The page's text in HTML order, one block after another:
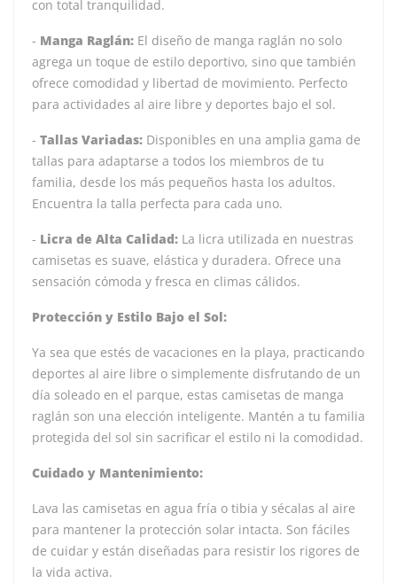
con total tranquilidad.
- Manga Raglán: El diseño de manga raglán no solo
agrega un toque de estilo deportivo, sino que también
ofrece comodidad y libertad de movimiento. Perfecto
para actividades al aire libre y deportes bajo el sol.
- Tallas Variadas: Disponibles en una amplia gama de
tallas para adaptarse a todos los miembros de tu
familia, desde los más pequeños hasta los adultos.
Encuentra la talla perfecta para cada uno.
- Licra de Alta Calidad: La licra utilizada en nuestras
camisetas es suave, elástica y duradera. Ofrece una
sensación cómoda y fresca en climas cálidos.
Protección y Estilo Bajo el Sol:
Ya sea que estés de vacaciones en la playa, practicando
deportes al aire libre o simplemente disfrutando de un
día soleado en el parque, estas camisetas de manga
raglán son una elección inteligente. Mantén a tu familia
protegida del sol sin sacrificar el estilo ni la comodidad.
Cuidado y Mantenimiento:
Lava las camisetas en agua fría o tibia y sécalas al aire
para mantener la protección solar intacta. Son fáciles
de cuidar y están diseñadas para resistir los rigores de
la vida activa.